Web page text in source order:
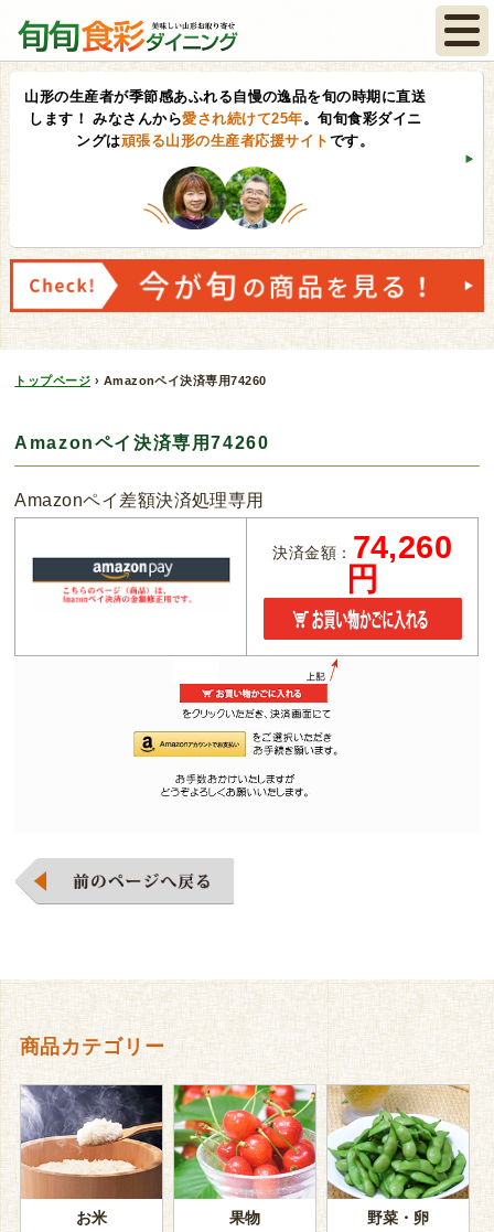
山形の生産者が季節感あふれる自慢の逸品を旬の時期に直送
します！ みなさんから愛され続けて25年。旬旬食彩ダイニ
ングは頑張る山形の生産者応援サイト です。
トップページ › Amazonペイ決済専用74260
Amazonペイ決済専用74260
Amazonペイ差額決済処理専用
決済金額： 74,260
円
商品カテゴリー
お米 果物 野菜・卵